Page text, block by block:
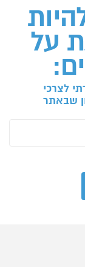
על
לצרכי
שבאתר